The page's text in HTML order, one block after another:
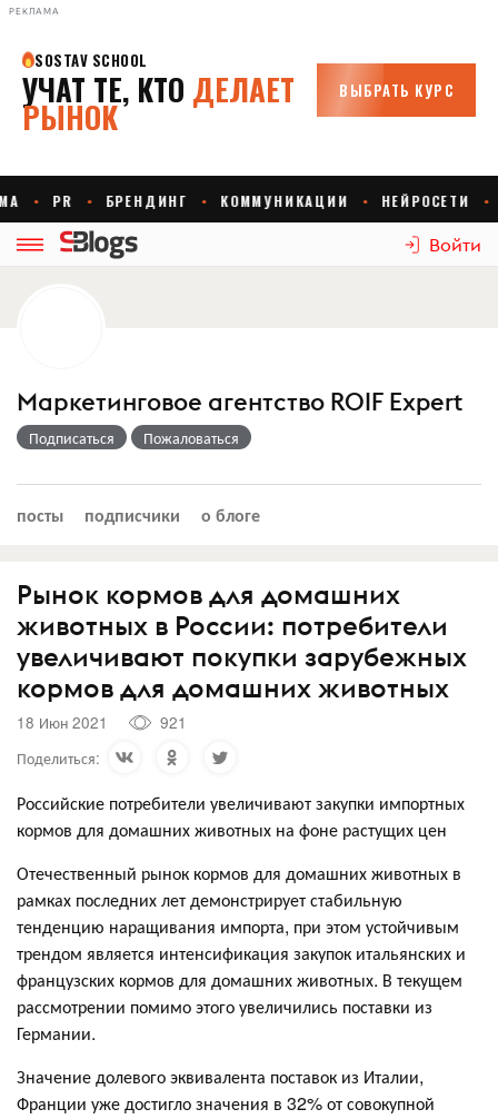
РЕКЛАМА
Войти
Маркетинговое агентство ROIF Expert
Подписаться Пожаловаться
посты подписчики о блоге
Рынок кормов для домашних
животных в России: потребители
увеличивают покупки зарубежных
кормов для домашних животных
18 Июн 2021
921
Поделиться:
Российские потребители увеличивают закупки импортных
кормов для домашних животных на фоне растущих цен
Отечественный рынок кормов для домашних животных в
рамках последних лет демонстрирует стабильную
тенденцию наращивания импорта, при этом устойчивым
трендом является интенсификация закупок итальянских и
французских кормов для домашних животных. В текущем
рассмотрении помимо этого увеличились поставки из
Германии.
Значение долевого эквивалента поставок из Италии,
Франции уже достигло значения в 32% от совокупной